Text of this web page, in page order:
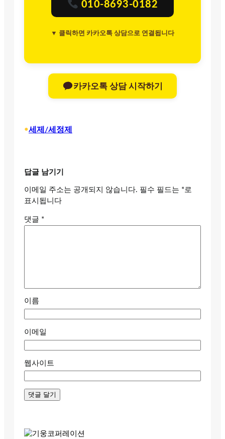
010-8693-0182
▼ 클릭하면 카카오톡 상담으로 연결됩니다
카카오톡 상담 시작하기
•세제/세정제
답글 남기기
이메일 주소는 공개되지 않습니다. 필수 필드는 *로
표시됩니다
댓글 *
이름
이메일
웹사이트